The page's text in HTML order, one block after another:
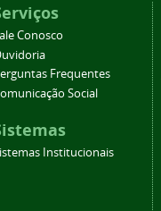
Conosco
Frequentes
Social
Institucionais